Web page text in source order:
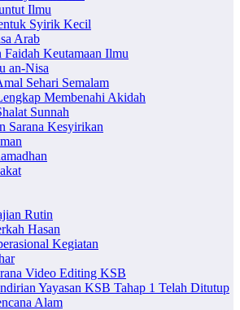
Ilmu
Syirik Kecil
Arab
Keutamaan Ilmu
an-Nisa
Sehari Semalam
Membenahi Akidah
Sunnah
Sarana Kesyirikan
Rutin
Hasan
Kegiatan
Video Editing KSB
Yayasan KSB Tahap 1 Telah Ditutup
Alam